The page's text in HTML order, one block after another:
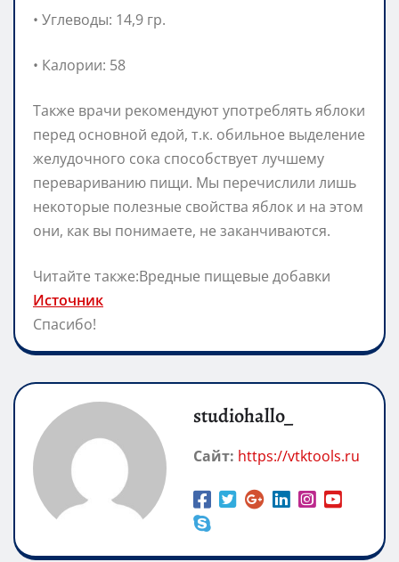
• Углеводы: 14,9 гр.
• Калории: 58
Также врачи рекомендуют употреблять яблоки
перед основной едой, т.к. обильное выделение
желудочного сока способствует лучшему
перевариванию пищи. Мы перечислили лишь
некоторые полезные свойства яблок и на этом
они, как вы понимаете, не заканчиваются.
Читайте также:Вредные пищевые добавки
Источник
Спасибо!
studiohallo_
Сайт: https://vtktools.ru